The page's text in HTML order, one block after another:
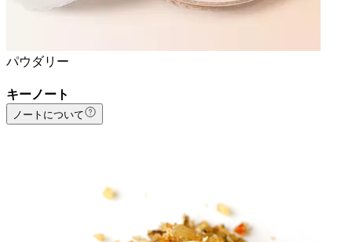
パウダリー
キーノート
ノートについて